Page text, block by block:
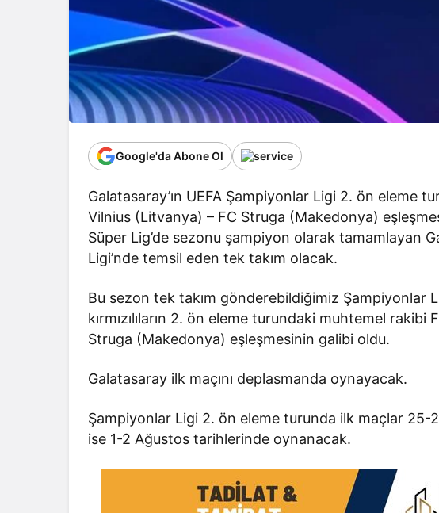
Google'da Abone Ol
Galatasaray’ın UEFA Şampiyonlar Ligi 2. ön eleme
Vilnius (Litvanya) – FC Struga (Makedonya)
Süper Lig’de sezonu şampiyon olarak tamamlayan
Ligi’nde temsil eden tek takım olacak.
Bu sezon tek takım gönderebildiğimiz Şampiyonlar
kırmızılıların 2. ön eleme turundaki muhtemel
Struga (Makedonya) eşleşmesinin galibi oldu.
Galatasaray ilk maçını deplasmanda oynayacak.
Şampiyonlar Ligi 2. ön eleme turunda ilk maçlar 25-
ise 1-2 Ağustos tarihlerinde oynanacak.